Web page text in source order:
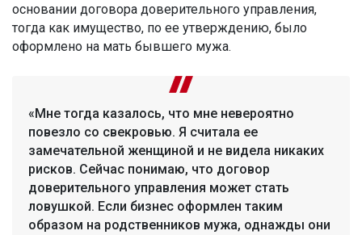
основании договора доверительного управления,
тогда как имущество, по ее утверждению, было
оформлено на мать бывшего мужа.
«Мне тогда казалось, что мне невероятно
повезло со свекровью. Я считала ее
замечательной женщиной и не видела никаких
рисков. Сейчас понимаю, что договор
доверительного управления может стать
ловушкой. Если бизнес оформлен таким
образом на родственников мужа, однажды они